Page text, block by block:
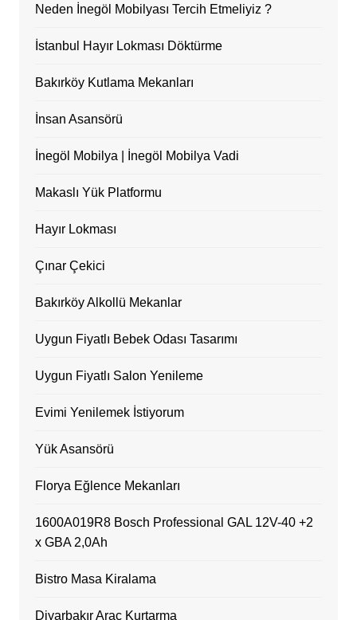
Neden İnegöl Mobilyası Tercih Etmeliyiz ?
İstanbul Hayır Lokması Döktürme
Bakırköy Kutlama Mekanları
İnsan Asansörü
İnegöl Mobilya | İnegöl Mobilya Vadi
Makaslı Yük Platformu
Hayır Lokması
Çınar Çekici
Bakırköy Alkollü Mekanlar
Uygun Fiyatlı Bebek Odası Tasarımı
Uygun Fiyatlı Salon Yenileme
Evimi Yenilemek İstiyorum
Yük Asansörü
Florya Eğlence Mekanları
1600A019R8 Bosch Professional GAL 12V-40 +2
x GBA 2,0Ah
Bistro Masa Kiralama
Diyarbakır Araç Kurtarma